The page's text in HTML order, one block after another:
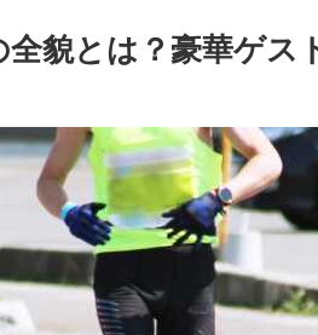
貌とは？豪華ゲス